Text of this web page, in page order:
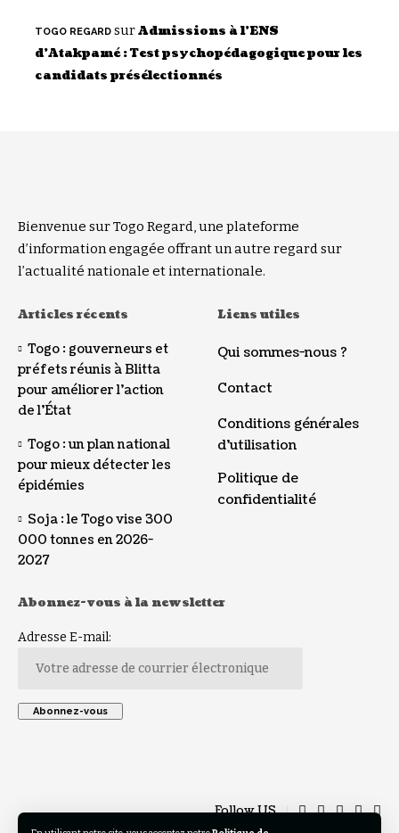
TOGO REGARD surAdmissions à l’ENS
d’Atakpamé : Test psychopédagogique pour les
candidats présélectionnés
Bienvenue sur Togo Regard, une plateforme
d’information engagée offrant un autre regard sur
l’actualité nationale et internationale.
Articles récents
Togo : gouverneurs et
préfets réunis à Blitta
pour améliorer l’action
de l’État
Togo : un plan national
pour mieux détecter les
épidémies
Soja : le Togo vise 300
000 tonnes en 2026-
2027
Liens utiles
Qui sommes-nous ?
Contact
Conditions générales
d’utilisation
Politique de
confidentialité
Abonnez-vous à la newsletter
Adresse E-mail:
Follow US